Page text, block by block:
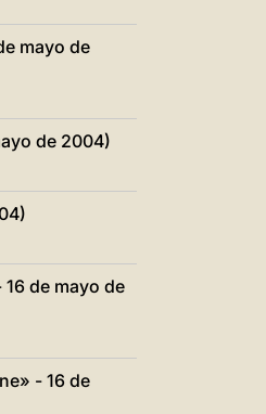
mayo de
de 2004)
de mayo de
- 16 de